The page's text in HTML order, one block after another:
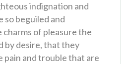
indignation and
so beguiled and
charms of pleasure the
by desire, that they
pain and trouble that are